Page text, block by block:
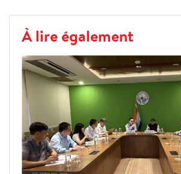
À lire également